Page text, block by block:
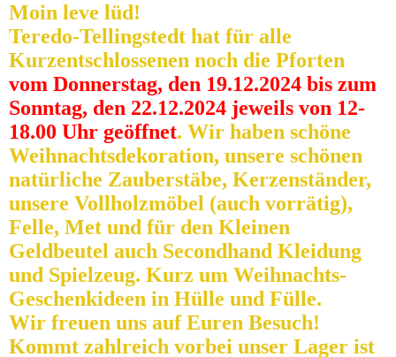
Moin leve lüd!
Teredo-Tellingstedt hat für alle
Kurzentschlossenen noch die Pforten
vom Donnerstag, den 19.12.2024 bis zum
Sonntag, den 22.12.2024 jeweils von 12-
18.00 Uhr geöffnet. Wir haben schöne
Weihnachtsdekoration, unsere schönen
natürliche Zauberstäbe, Kerzenständer,
unsere Vollholzmöbel (auch vorrätig),
Felle, Met und für den Kleinen
Geldbeutel auch Secondhand Kleidung
und Spielzeug. Kurz um Weihnachts-
Geschenkideen in Hülle und Fülle.
Wir freuen uns auf Euren Besuch!
Kommt zahlreich vorbei unser Lager ist